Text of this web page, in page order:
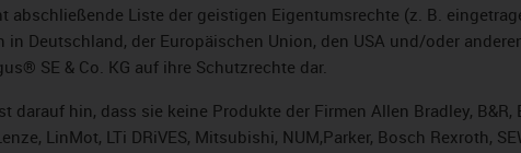
abschließende Liste der geistigen Eigentumsrechte (z. B.
in Deutschland, der Europäischen Union, den USA und/oder
SE & Co. KG auf ihre Schutzrechte dar.
darauf hin, dass sie keine Produkte der Firmen Allen Bradley,
LinMot, LTi DRiVES, Mitsubishi, NUM,Parker, Bosch Rexroth,